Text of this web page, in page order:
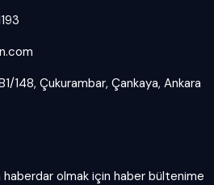
148, Çukurambar, Çankaya, Ankara
olmak için haber bültenime